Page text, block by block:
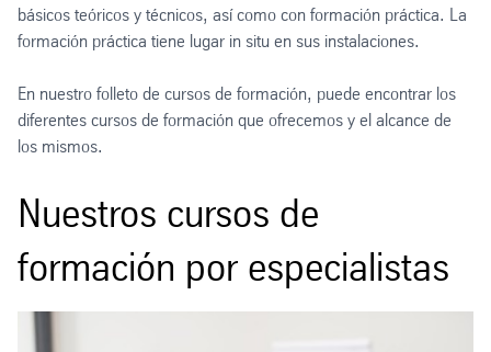
básicos teóricos y técnicos, así como con formación práctica. La
formación práctica tiene lugar in situ en sus instalaciones.
En nuestro folleto de cursos de formación, puede encontrar los
diferentes cursos de formación que ofrecemos y el alcance de
los mismos.
Nuestros cursos de
formación por especialistas